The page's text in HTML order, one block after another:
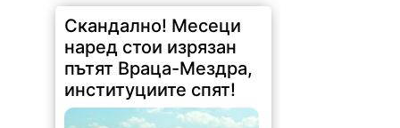
Скандално! Месеци
наред стои изрязан
пътят Враца-Мездра,
институциите спят!